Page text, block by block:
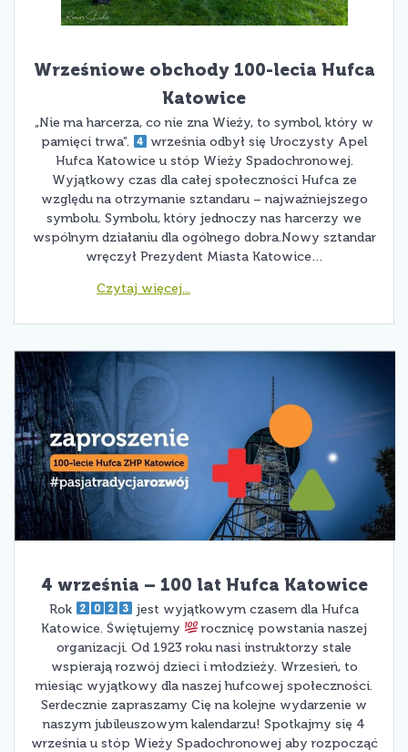
Wrześniowe obchody 100-lecia Hufca
Katowice
„Nie ma harcerza, co nie zna Wieży, to symbol, który w
pamięci trwa”.
września odbył się Uroczysty Apel
Hufca Katowice u stóp Wieży Spadochronowej.
Wyjątkowy czas dla całej społeczności Hufca ze
względu na otrzymanie sztandaru – najważniejszego
symbolu. Symbolu, który jednoczy nas harcerzy we
wspólnym działaniu dla ogólnego dobra.Nowy sztandar
wręczył Prezydent Miasta Katowice…
4 września – 100 lat Hufca Katowice
Rok
jest wyjątkowym czasem dla Hufca
Katowice. Świętujemy
rocznicę powstania naszej
organizacji. Od 1923 roku nasi instruktorzy stale
wspierają rozwój dzieci i młodzieży. Wrzesień, to
miesiąc wyjątkowy dla naszej hufcowej społeczności.
Serdecznie zapraszamy Cię na kolejne wydarzenie w
naszym jubileuszowym kalendarzu! Spotkajmy się 4
września u stóp Wieży Spadochronowej aby rozpocząć